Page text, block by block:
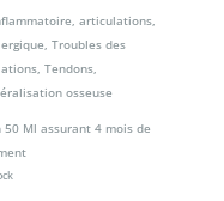
articulations,
Troubles des
Tendons,
osseuse
50 Ml assurant 4 mois de